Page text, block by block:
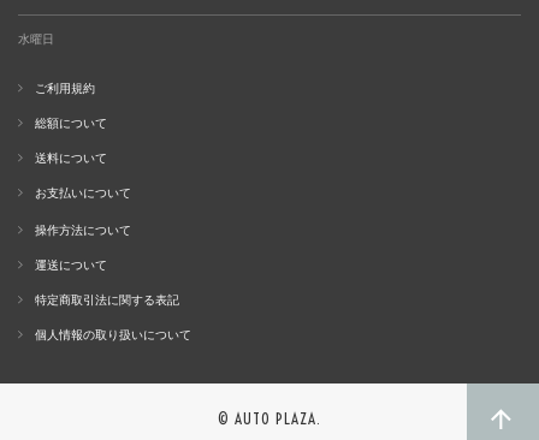
水曜日
ご利用規約
総額について
送料について
お支払いについて
操作方法について
運送について
特定商取引法に関する表記
個人情報の取り扱いについて
© AUTO PLAZA.